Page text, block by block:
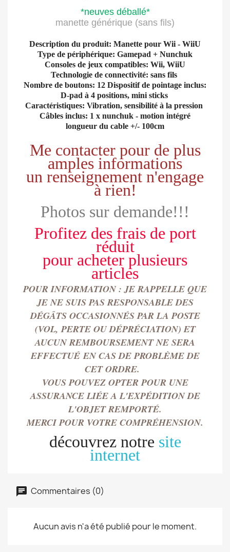
*neuves déballé*
manette générique (sans fils)
Description du produit: Manette pour Wii - WiiU
Type de périphérique: Gamepad + Nunchuk
Consoles de jeux compatibles: Wii, WiiU
Technologie de connectivité: sans fils
Nombre de boutons: 12 Dispositif de pointage inclus:
D-pad à 4 positions, mini sticks
Caractéristiques: Vibration, sensibilité à la pression
Câbles inclus: 1 x nunchuk - motion intégré
longueur du cable +/- 100cm
Me contacter pour de plus
amples informations
un renseignement n'engage
à rien!
Photos sur demande!!!
Profitez des frais de port
réduit
pour acheter plusieurs
articles
POUR INFORMATION : JE RAPPELLE QUE
JE NE SUIS PAS RESPONSABLE DES
DÉGÂTS OCCASIONNÉS PAR LA POSTE
(VOL, PERTE OU DÉPRÉCIATION) ET
AUCUN REMBOURSEMENT NE SERA
EFFECTUÉEN CAS DE PROBLÈME DE
CET ORDRE.
VOUS POUVEZ OPTER POUR UNE
ASSURANCE LIÉE A L'EXPÉDITION DE
L'OBJET REMPORTÉ.
MERCI POUR VOTRE COMPRÉHENSION.
découvrez notre site
internet
Commentaires (0)
Aucun avis n'a été publié pour le moment.